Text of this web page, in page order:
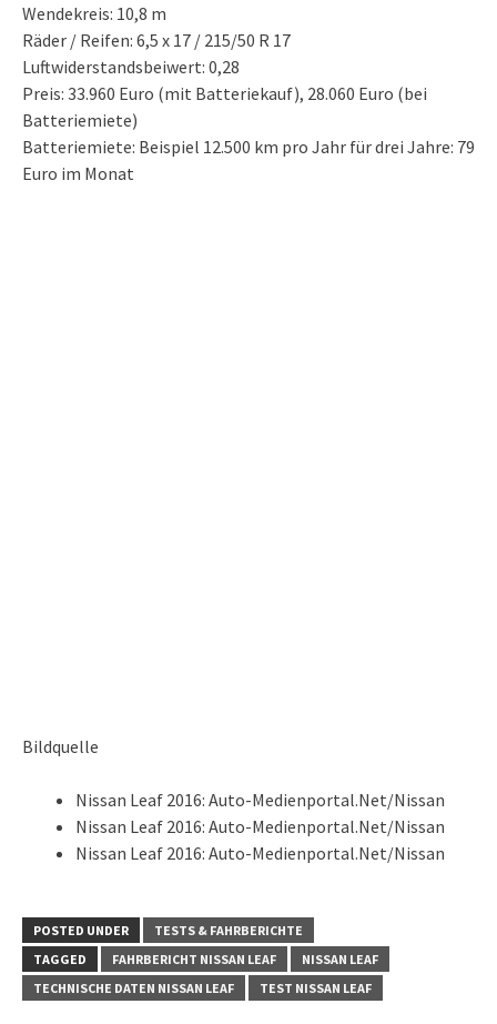
Wendekreis: 10,8 m
Räder / Reifen: 6,5 x 17 / 215/50 R 17
Luftwiderstandsbeiwert: 0,28
Preis: 33.960 Euro (mit Batteriekauf), 28.060 Euro (bei
Batteriemiete)
Batteriemiete: Beispiel 12.500 km pro Jahr für drei Jahre: 79
Euro im Monat
Bildquelle
Nissan Leaf 2016: Auto-Medienportal.Net/Nissan
Nissan Leaf 2016: Auto-Medienportal.Net/Nissan
Nissan Leaf 2016: Auto-Medienportal.Net/Nissan
POSTED UNDER
TESTS & FAHRBERICHTE
TAGGED
FAHRBERICHT NISSAN LEAF
NISSAN LEAF
TECHNISCHE DATEN NISSAN LEAF
TEST NISSAN LEAF